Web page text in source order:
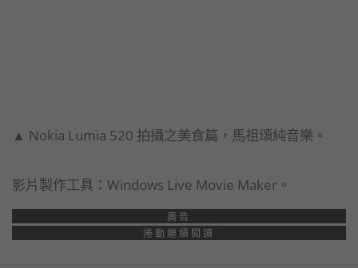
▲ Nokia Lumia 520 拍攝之美食篇，馬祖頌純音樂。
影片製作工具：Windows Live Movie Maker。
廣告
捲動繼續閱讀